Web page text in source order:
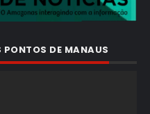
PONTOS DE MANAUS